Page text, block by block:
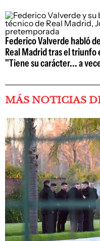
Federico Valverde habló
Real Madrid tras el triunfo
"Tiene su carácter... a
MÁS NOTICIAS